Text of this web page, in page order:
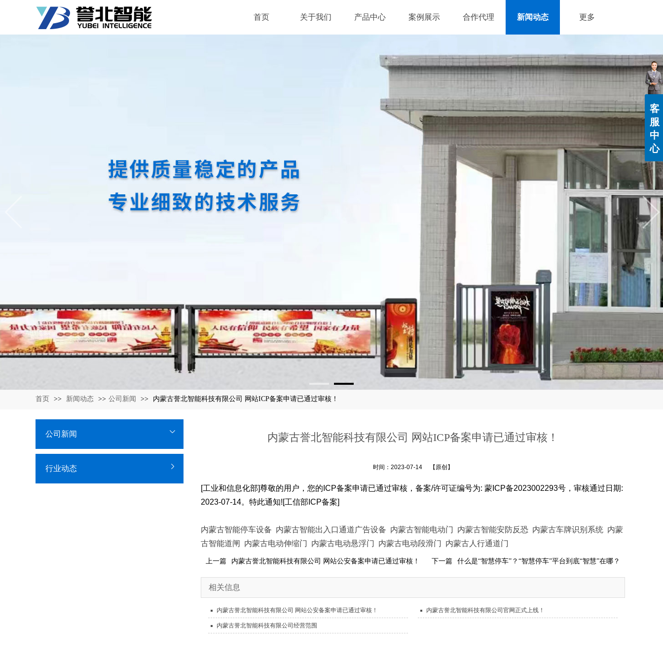
首页 关于我们 产品中心 案例展示 合作代理 新闻动态 更多
首页 >> 新闻动态 >> 公司新闻 >> 内蒙古誉北智能科技有限公司 网站ICP备案申请已通过审核！
公司新闻
行业动态
内蒙古誉北智能科技有限公司 网站ICP备案申请已通过审核！
时间：2023-07-14 【原创】
[工业和信息化部]尊敬的用户，您的ICP备案申请已通过审核，备案/许可证编号为: 蒙ICP备2023002293号，审核通过日期:
2023-07-14。特此通知![工信部ICP备案]
内蒙古智能停车设备 内蒙古智能出入口通道广告设备 内蒙古智能电动门 内蒙古智能安防反恐 内蒙古车牌识别系统 内蒙
古智能道闸
内蒙古电动伸缩门 内蒙古电动悬浮门 内蒙古电动段滑门 内蒙古人行通道门
上一篇 内蒙古誉北智能科技有限公司 网站公安备案申请已通过审核！ 下一篇 什么是“智慧停车”？“智慧停车”平台到底“智慧”在哪？
相关信息
内蒙古誉北智能科技有限公司 网站公安备案申请已通过审核！ 内蒙古誉北智能科技有限公司官网正式上线！
内蒙古誉北智能科技有限公司经营范围
客
服
中
心